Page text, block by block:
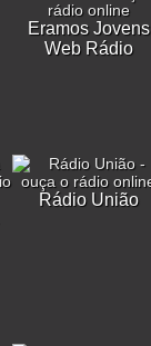
Eramos Jovens
Web Rádio
Rádio União